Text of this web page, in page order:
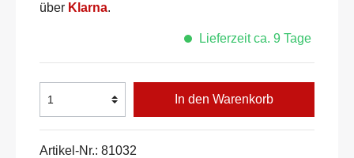
über Klarna.
Lieferzeit ca. 9 Tage
In den Warenkorb
Artikel-Nr.: 81032